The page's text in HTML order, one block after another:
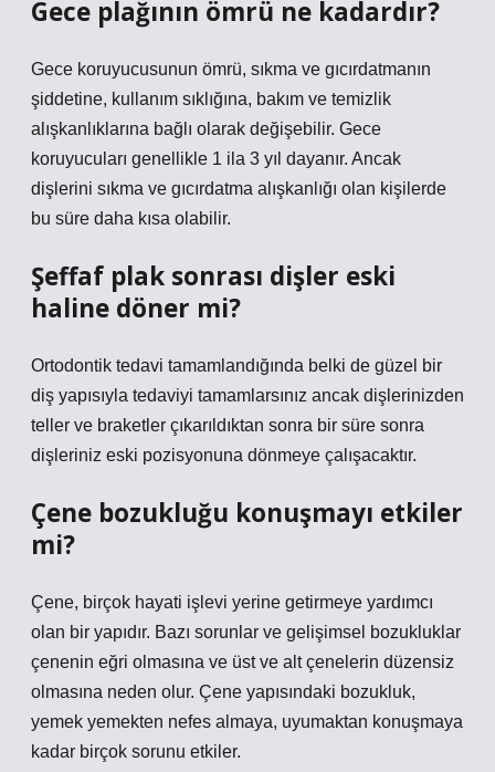
Gece plağının ömrü ne kadardır?
Gece koruyucusunun ömrü, sıkma ve gıcırdatmanın
şiddetine, kullanım sıklığına, bakım ve temizlik
alışkanlıklarına bağlı olarak değişebilir. Gece
koruyucuları genellikle 1 ila 3 yıl dayanır. Ancak
dişlerini sıkma ve gıcırdatma alışkanlığı olan kişilerde
bu süre daha kısa olabilir.
Şeffaf plak sonrası dişler eski
haline döner mi?
Ortodontik tedavi tamamlandığında belki de güzel bir
diş yapısıyla tedaviyi tamamlarsınız ancak dişlerinizden
teller ve braketler çıkarıldıktan sonra bir süre sonra
dişleriniz eski pozisyonuna dönmeye çalışacaktır.
Çene bozukluğu konuşmayı etkiler
mi?
Çene, birçok hayati işlevi yerine getirmeye yardımcı
olan bir yapıdır. Bazı sorunlar ve gelişimsel bozukluklar
çenenin eğri olmasına ve üst ve alt çenelerin düzensiz
olmasına neden olur. Çene yapısındaki bozukluk,
yemek yemekten nefes almaya, uyumaktan konuşmaya
kadar birçok sorunu etkiler.